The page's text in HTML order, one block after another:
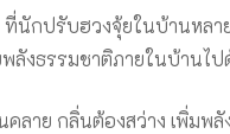
ที่นักปรับฮวงจุ้ยในบ้านหล
ลังธรรมชาติภายในบ้านไป
คลาย กลิ่นต้องสว่าง เพิ่มพ